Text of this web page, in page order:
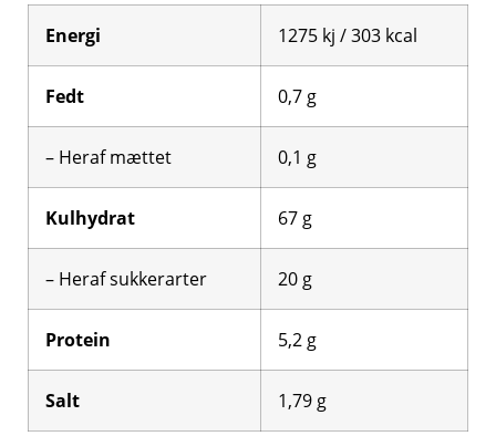
Energi 1275 kj / 303 kcal
Fedt 0,7 g
– Heraf mættet 0,1 g
Kulhydrat 67 g
– Heraf sukkerarter 20 g
Protein 5,2 g
Salt 1,79 g